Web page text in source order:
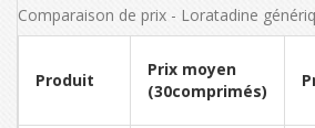
Comparaison de prix - Loratadine
Produit
Prix moyen
(30comprimés)